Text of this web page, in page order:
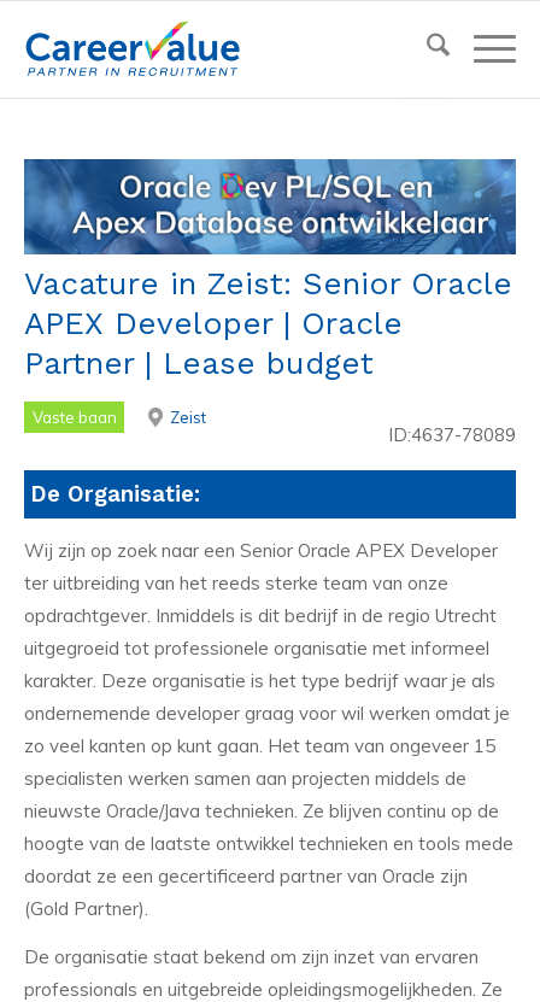
Vacature in Zeist: Senior Oracle
APEX Developer | Oracle
Partner | Lease budget
Vaste baan Zeist
ID:4637-78089
De Organisatie:
Wij zijn op zoek naar een Senior Oracle APEX Developer
ter uitbreiding van het reeds sterke team van onze
opdrachtgever. Inmiddels is dit bedrijf in de regio Utrecht
uitgegroeid tot professionele organisatie met informeel
karakter. Deze organisatie is het type bedrijf waar je als
ondernemende developer graag voor wil werken omdat je
zo veel kanten op kunt gaan. Het team van ongeveer 15
specialisten werken samen aan projecten middels de
nieuwste Oracle/Java technieken. Ze blijven continu op de
hoogte van de laatste ontwikkel technieken en tools mede
doordat ze een gecertificeerd partner van Oracle zijn
(Gold Partner).
De organisatie staat bekend om zijn inzet van ervaren
professionals en uitgebreide opleidingsmogelijkheden. Ze